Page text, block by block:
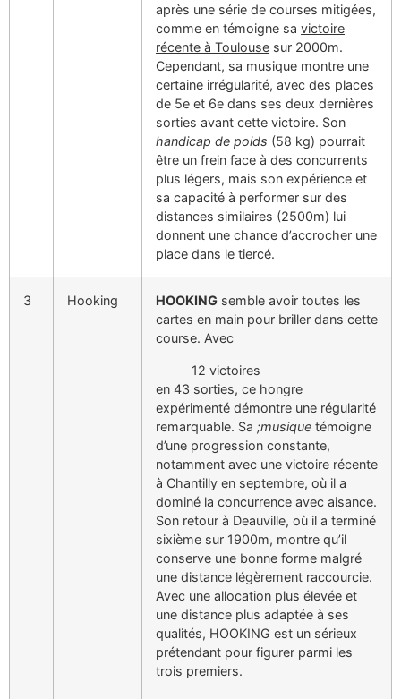
après une série de courses mitigées,
comme en témoigne sa victoire
récente à Toulouse sur 2000m.
Cependant, sa musique montre une
certaine irrégularité, avec des places
de 5e et 6e dans ses deux dernières
sorties avant cette victoire. Son
handicap de poids (58 kg) pourrait
être un frein face à des concurrents
plus légers, mais son expérience et
sa capacité à performer sur des
distances similaires (2500m) lui
donnent une chance d’accrocher une
place dans le tiercé.
3 Hooking HOOKING semble avoir toutes les
cartes en main pour briller dans cette
course. Avec
12 victoires
en 43 sorties, ce hongre
expérimenté démontre une régularité
remarquable. Sa ;musique témoigne
d’une progression constante,
notamment avec une victoire récente
à Chantilly en septembre, où il a
dominé la concurrence avec aisance.
Son retour à Deauville, où il a terminé
sixième sur 1900m, montre qu’il
conserve une bonne forme malgré
une distance légèrement raccourcie.
Avec une allocation plus élevée et
une distance plus adaptée à ses
qualités, HOOKING est un sérieux
prétendant pour figurer parmi les
trois premiers.